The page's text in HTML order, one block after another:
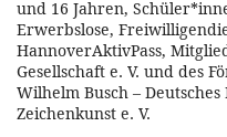
und 16 Jahren,
Erwerbslose,
HannoverAktivPass,
Gesellschaft e. V. und des
Wilhelm Busch –
Zeichenkunst e. V.